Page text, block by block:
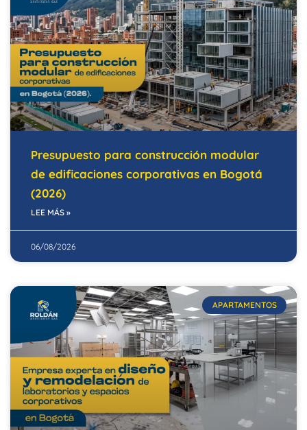
Presupuesto para construcción modular
de edificaciones corporativas en Bogotá
(2026)
LEE MÁS »
06/08/2026
APARTAMENTOS